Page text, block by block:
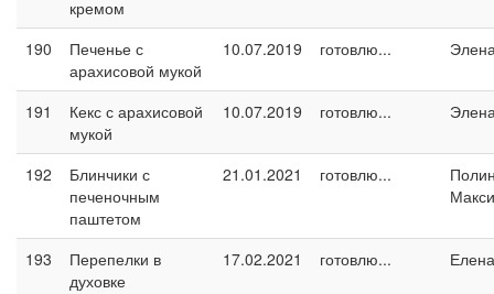
кремом
190
Печенье с
арахисовой мукой
10.07.2019 готовлю...
191
Кекс с арахисовой
мукой
10.07.2019 готовлю...
192
Блинчики с
печеночным
паштетом
21.01.2021 готовлю...
193
Перепелки в
духовке
17.02.2021 готовлю...